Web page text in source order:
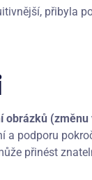
přibyla
obrázků
a podporu
přinést